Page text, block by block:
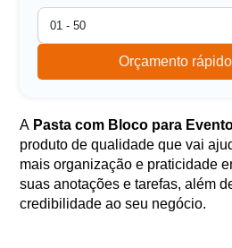
Orçamento rápido
A Pasta com Bloco para
produto de qualidade que vai
mais organização e praticidade
suas anotações e tarefas, além
credibilidade ao seu negócio.